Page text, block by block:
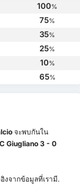
100%
75%
35%
25%
10%
65%
จะพบกันใน
Giugliano 3 - 0
งจากข้อมูลที่เรามี.